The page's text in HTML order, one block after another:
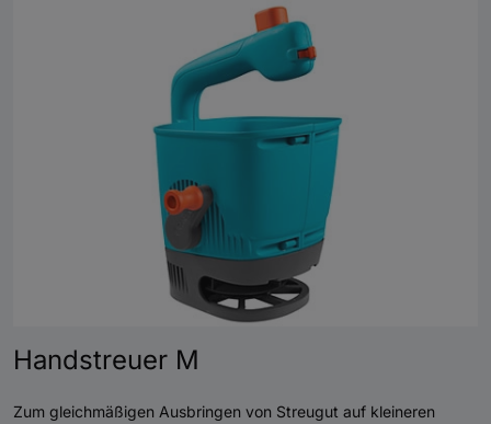
Handstreuer M
Zum gleichmäßigen Ausbringen von Streugut auf kleineren